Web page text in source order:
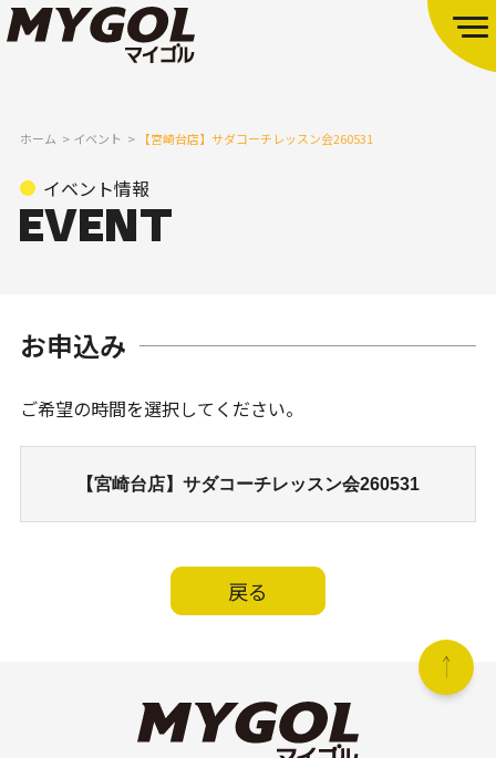
ホーム イベント 【宮崎台店】サダコーチレッスン会260531
イベント情報
お申込み
ご希望の時間を選択してください。
【宮崎台店】サダコーチレッスン会260531
戻る